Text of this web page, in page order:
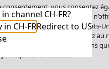
channel CH-FR?
in CH-FRRedirect to US
vous consentez
États-Unis. Les États-Unis
à celui de l’UE. Les États-
vous vous exposez au
à caractère personnel sans
en la matière.